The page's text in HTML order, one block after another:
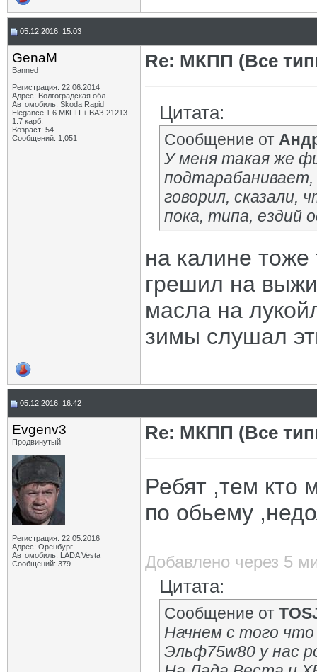
05.12.2016, 15:03
GenaM
Banned
Регистрация: 22.06.2014
Адрес: Волгоградская обл.
Автомобиль: Skoda Rapid
Elegance 1.6 МКПП + ВАЗ 21213
1.7 карб.
Возраст: 54
Сообщений: 1,051
Re: МКПП (Все
Цитата:
Сообщение от
У меня такая же
говорил, сказали,
пока, типа, ездий
на калине
грешил на
масла на
зимы слушал
05.12.2016, 16:42
Evgenv3
Продвинутый
Регистрация: 22.05.2016
Адрес: Оренбург
Автомобиль: LADA Vesta
Сообщений: 379
Re: МКПП (Все
Ребят ,тем кто
по обьему
Добавлено через 5
Цитата:
Сообщение от
Начнем с того что
Эльф75w80 у нас